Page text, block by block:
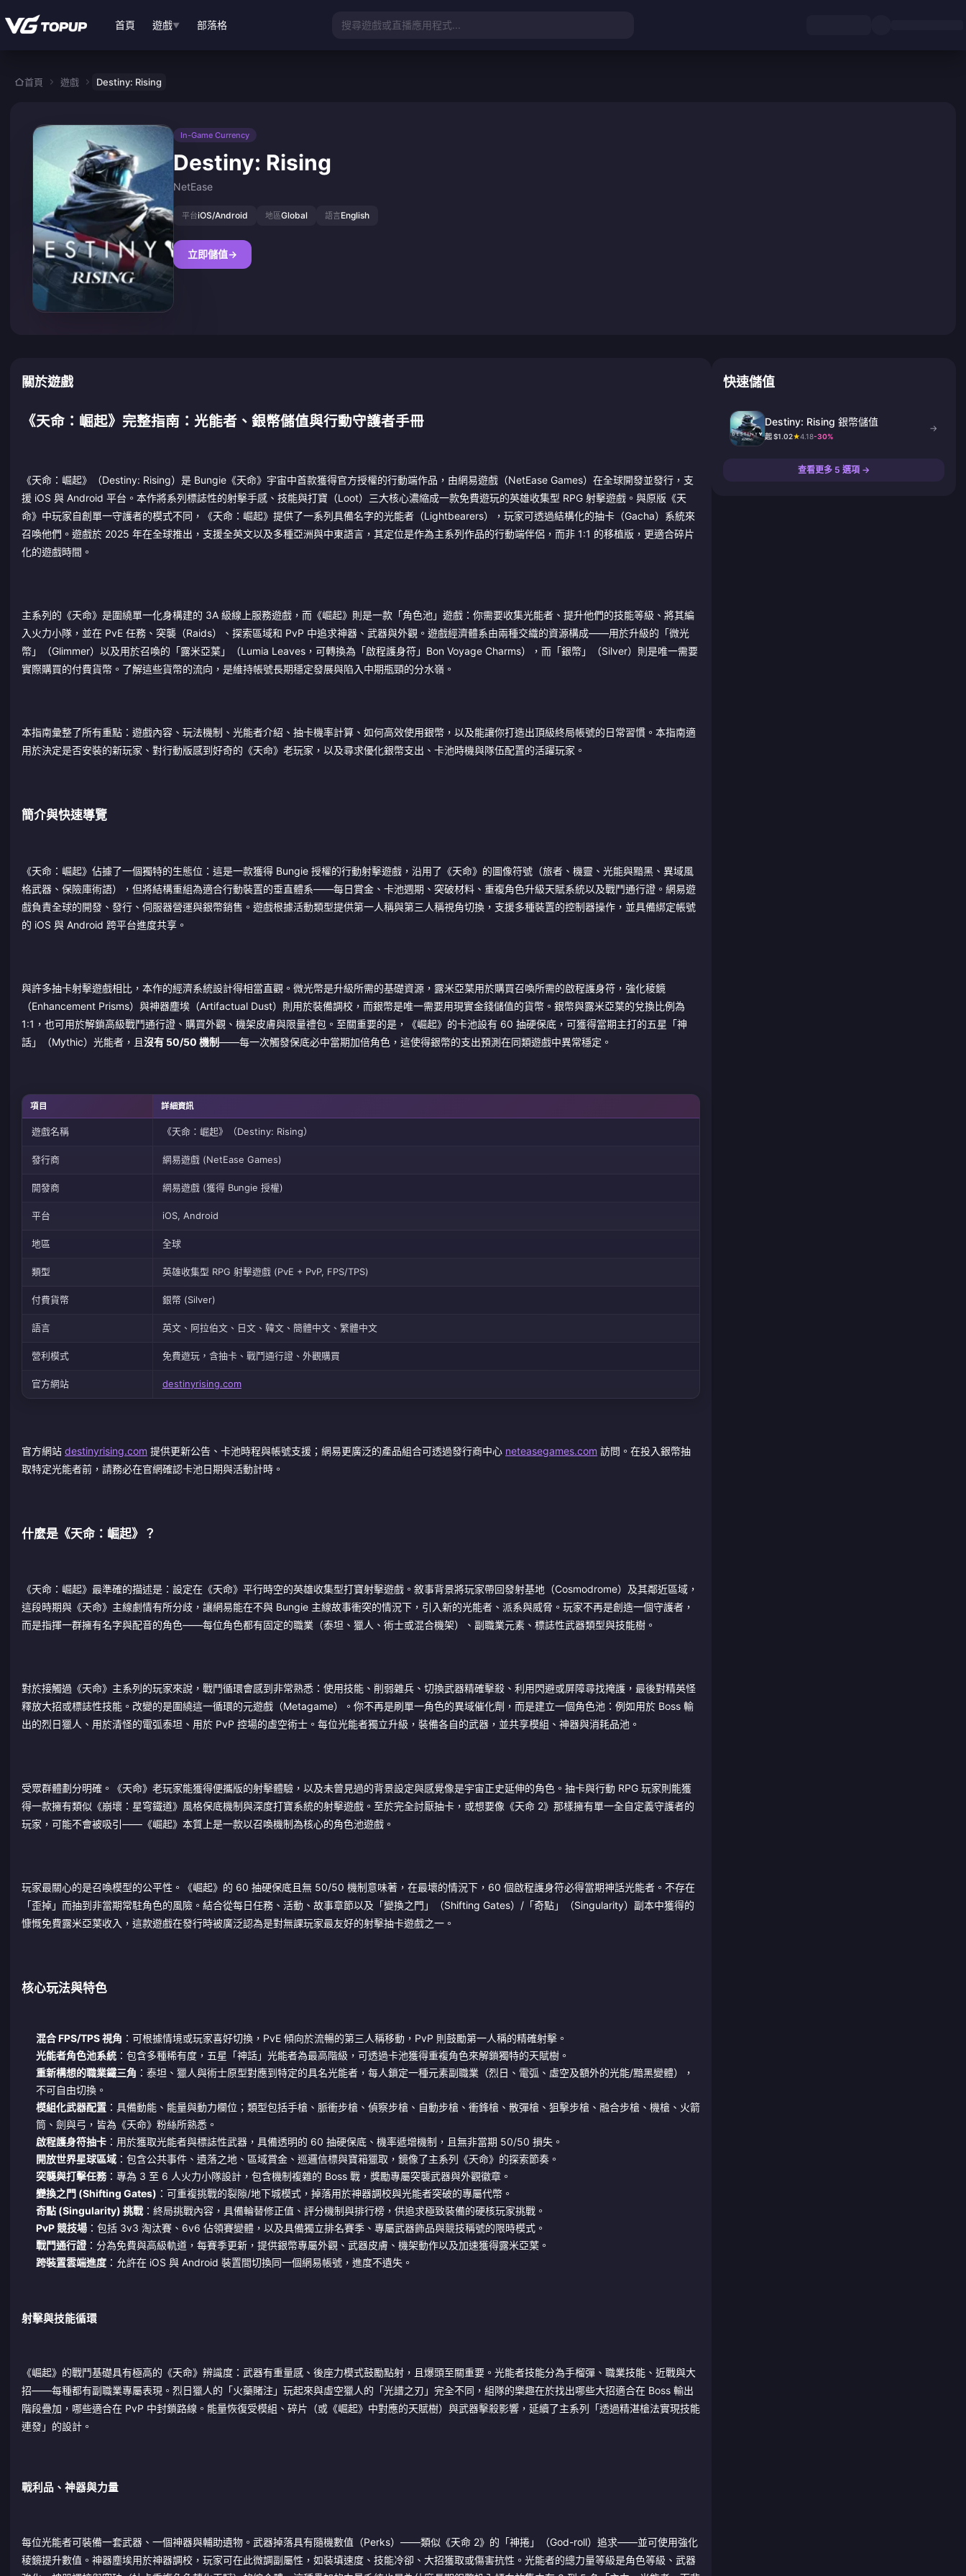
首頁 遊戲▼ 部落格 搜尋遊戲或直播應用程式...
首頁 遊戲 Destiny: Rising
In-Game Currency
Destiny: Rising
NetEase
平台iOS/Android 地區Global 語言English
立即儲值→
關於遊戲
《天命：崛起》完整指南：光能者、銀幣儲值與行動守護者手冊
《天命：崛起》（Destiny: Rising）是 Bungie《天命》宇宙中首款獲得官方授權的行動端作品，由網易遊戲（NetEase Games）在全球開發並發行，支
援 iOS 與 Android 平台。本作將系列標誌性的射擊手感、技能與打寶（Loot）三大核心濃縮成一款免費遊玩的英雄收集型 RPG 射擊遊戲。與原版《天
命》中玩家自創單一守護者的模式不同，《天命：崛起》提供了一系列具備名字的光能者（Lightbearers），玩家可透過結構化的抽卡（Gacha）系統來
召喚他們。遊戲於 2025 年在全球推出，支援全英文以及多種亞洲與中東語言，其定位是作為主系列作品的行動端伴侶，而非 1:1 的移植版，更適合碎片
化的遊戲時間。
主系列的《天命》是圍繞單一化身構建的 3A 級線上服務遊戲，而《崛起》則是一款「角色池」遊戲：你需要收集光能者、提升他們的技能等級、將其編
入火力小隊，並在 PvE 任務、突襲（Raids）、探索區域和 PvP 中追求神器、武器與外觀。遊戲經濟體系由兩種交織的資源構成——用於升級的「微光
幣」（Glimmer）以及用於召喚的「露米亞葉」（Lumia Leaves，可轉換為「啟程護身符」Bon Voyage Charms），而「銀幣」（Silver）則是唯一需要
實際購買的付費貨幣。了解這些貨幣的流向，是維持帳號長期穩定發展與陷入中期瓶頸的分水嶺。
本指南彙整了所有重點：遊戲內容、玩法機制、光能者介紹、抽卡機率計算、如何高效使用銀幣，以及能讓你打造出頂級終局帳號的日常習慣。本指南適
用於決定是否安裝的新玩家、對行動版感到好奇的《天命》老玩家，以及尋求優化銀幣支出、卡池時機與隊伍配置的活躍玩家。
簡介與快速導覽
《天命：崛起》佔據了一個獨特的生態位：這是一款獲得 Bungie 授權的行動射擊遊戲，沿用了《天命》的圖像符號（旅者、機靈、光能與黯黑、異域風
格武器、保險庫術語），但將結構重組為適合行動裝置的垂直體系——每日賞金、卡池週期、突破材料、重複角色升級天賦系統以及戰鬥通行證。網易遊
戲負責全球的開發、發行、伺服器營運與銀幣銷售。遊戲根據活動類型提供第一人稱與第三人稱視角切換，支援多種裝置的控制器操作，並具備綁定帳號
的 iOS 與 Android 跨平台進度共享。
與許多抽卡射擊遊戲相比，本作的經濟系統設計得相當直觀。微光幣是升級所需的基礎資源，露米亞葉用於購買召喚所需的啟程護身符，強化稜鏡
（Enhancement Prisms）與神器塵埃（Artifactual Dust）則用於裝備調校，而銀幣是唯一需要用現實金錢儲值的貨幣。銀幣與露米亞葉的兌換比例為
1:1，也可用於解鎖高級戰鬥通行證、購買外觀、機架皮膚與限量禮包。至關重要的是，《崛起》的卡池設有 60 抽硬保底，可獲得當期主打的五星「神
話」（Mythic）光能者，且沒有 50/50 機制——每一次觸發保底必中當期加倍角色，這使得銀幣的支出預測在同類遊戲中異常穩定。
項目 詳細資訊
遊戲名稱 《天命：崛起》（Destiny: Rising）
發行商 網易遊戲 (NetEase Games)
開發商 網易遊戲 (獲得 Bungie 授權)
平台 iOS, Android
地區 全球
類型 英雄收集型 RPG 射擊遊戲 (PvE + PvP, FPS/TPS)
付費貨幣 銀幣 (Silver)
語言 英文、阿拉伯文、日文、韓文、簡體中文、繁體中文
營利模式 免費遊玩，含抽卡、戰鬥通行證、外觀購買
官方網站 destinyrising.com
官方網站 destinyrising.com 提供更新公告、卡池時程與帳號支援；網易更廣泛的產品組合可透過發行商中心 neteasegames.com 訪問。在投入銀幣抽
取特定光能者前，請務必在官網確認卡池日期與活動計時。
什麼是《天命：崛起》？
《天命：崛起》最準確的描述是：設定在《天命》平行時空的英雄收集型打寶射擊遊戲。敘事背景將玩家帶回發射基地（Cosmodrome）及其鄰近區域，
這段時期與《天命》主線劇情有所分歧，讓網易能在不與 Bungie 主線故事衝突的情況下，引入新的光能者、派系與威脅。玩家不再是創造一個守護者，
而是指揮一群擁有名字與配音的角色——每位角色都有固定的職業（泰坦、獵人、術士或混合機架）、副職業元素、標誌性武器類型與技能樹。
對於接觸過《天命》主系列的玩家來說，戰鬥循環會感到非常熟悉：使用技能、削弱雜兵、切換武器精確擊殺、利用閃避或屏障尋找掩護，最後對精英怪
釋放大招或標誌性技能。改變的是圍繞這一循環的元遊戲（Metagame）。你不再是刷單一角色的異域催化劑，而是建立一個角色池：例如用於 Boss 輸
出的烈日獵人、用於清怪的電弧泰坦、用於 PvP 控場的虛空術士。每位光能者獨立升級，裝備各自的武器，並共享模組、神器與消耗品池。
受眾群體劃分明確。《天命》老玩家能獲得便攜版的射擊體驗，以及未曾見過的背景設定與感覺像是宇宙正史延伸的角色。抽卡與行動 RPG 玩家則能獲
得一款擁有類似《崩壞：星穹鐵道》風格保底機制與深度打寶系統的射擊遊戲。至於完全討厭抽卡，或想要像《天命 2》那樣擁有單一全自定義守護者的
玩家，可能不會被吸引——《崛起》本質上是一款以召喚機制為核心的角色池遊戲。
玩家最關心的是召喚模型的公平性。《崛起》的 60 抽硬保底且無 50/50 機制意味著，在最壞的情況下，60 個啟程護身符必得當期神話光能者。不存在
「歪掉」而抽到非當期常駐角色的風險。結合從每日任務、活動、故事章節以及「變換之門」（Shifting Gates）/「奇點」（Singularity）副本中獲得的
慷慨免費露米亞葉收入，這款遊戲在發行時被廣泛認為是對無課玩家最友好的射擊抽卡遊戲之一。
核心玩法與特色
混合 FPS/TPS 視角 ：可根據情境或玩家喜好切換，PvE 傾向於流暢的第三人稱移動，PvP 則鼓勵第一人稱的精確射擊。
光能者角色池系統：包含多種稀有度，五星「神話」光能者為最高階級，可透過卡池獲得重複角色來解鎖獨特的天賦樹。
重新構想的職業鐵三角 ：泰坦、獵人與術士原型對應到特定的具名光能者，每人鎖定一種元素副職業（烈日、電弧、虛空及額外的光能/黯黑變體），
不可自由切換。
模組化武器配置：具備動能、能量與動力欄位；類型包括手槍、脈衝步槍、偵察步槍、自動步槍、衝鋒槍、散彈槍、狙擊步槍、融合步槍、機槍、火箭
筒、劍與弓，皆為《天命》粉絲所熟悉。
啟程護身符抽卡：用於獲取光能者與標誌性武器，具備透明的 60 抽硬保底、機率遞增機制，且無非當期 50/50 損失。
開放世界星球區域：包含公共事件、遺落之地、區域賞金、巡邏信標與寶箱獵取，鏡像了主系列《天命》的探索節奏。
突襲與打擊任務：專為 3 至 6 人火力小隊設計，包含機制複雜的 Boss 戰，獎勵專屬突襲武器與外觀徽章。
變換之門 (Shifting Gates) ：可重複挑戰的裂隙/地下城模式，掉落用於神器調校與光能者突破的專屬代幣。
奇點 (Singularity) 挑戰：終局挑戰內容，具備輪替修正值、評分機制與排行榜，供追求極致裝備的硬核玩家挑戰。
PvP 競技場：包括 3v3 淘汰賽、6v6 佔領賽變體，以及具備獨立排名賽季、專屬武器飾品與競技稱號的限時模式。
戰鬥通行證：分為免費與高級軌道，每賽季更新，提供銀幣專屬外觀、武器皮膚、機架動作以及加速獲得露米亞葉。
跨裝置雲端進度：允許在 iOS 與 Android 裝置間切換同一個網易帳號，進度不遺失。
射擊與技能循環
《崛起》的戰鬥基礎具有極高的《天命》辨識度：武器有重量感、後座力模式鼓勵點射，且爆頭至關重要。光能者技能分為手榴彈、職業技能、近戰與大
招——每種都有副職業專屬表現。烈日獵人的「火藥賭注」玩起來與虛空獵人的「光譜之刃」完全不同，組隊的樂趣在於找出哪些大招適合在 Boss 輸出
階段疊加，哪些適合在 PvP 中封鎖路線。能量恢復受模組、碎片（或《崛起》中對應的天賦樹）與武器擊殺影響，延續了主系列「透過精湛槍法實現技能
連發」的設計。
戰利品、神器與力量
每位光能者可裝備一套武器、一個神器與輔助遺物。武器掉落具有隨機數值（Perks）——類似《天命 2》的「神捲」（God-roll）追求——並可使用強化
稜鏡提升數值。神器塵埃用於神器調校，玩家可在此微調副屬性，如裝填速度、技能冷卻、大招獲取或傷害抗性。光能者的總力量等級是角色等級、武器
快速儲值
Destiny: Rising 銀幣儲值
起 $1.02★4.18-30%
→
查看更多 5 選項 →